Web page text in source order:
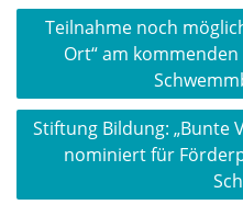
Beitragsnavigation
Teilnahme noch
Ort“ am kommenden
Stiftung Bildung: „Bunte
nominiert für